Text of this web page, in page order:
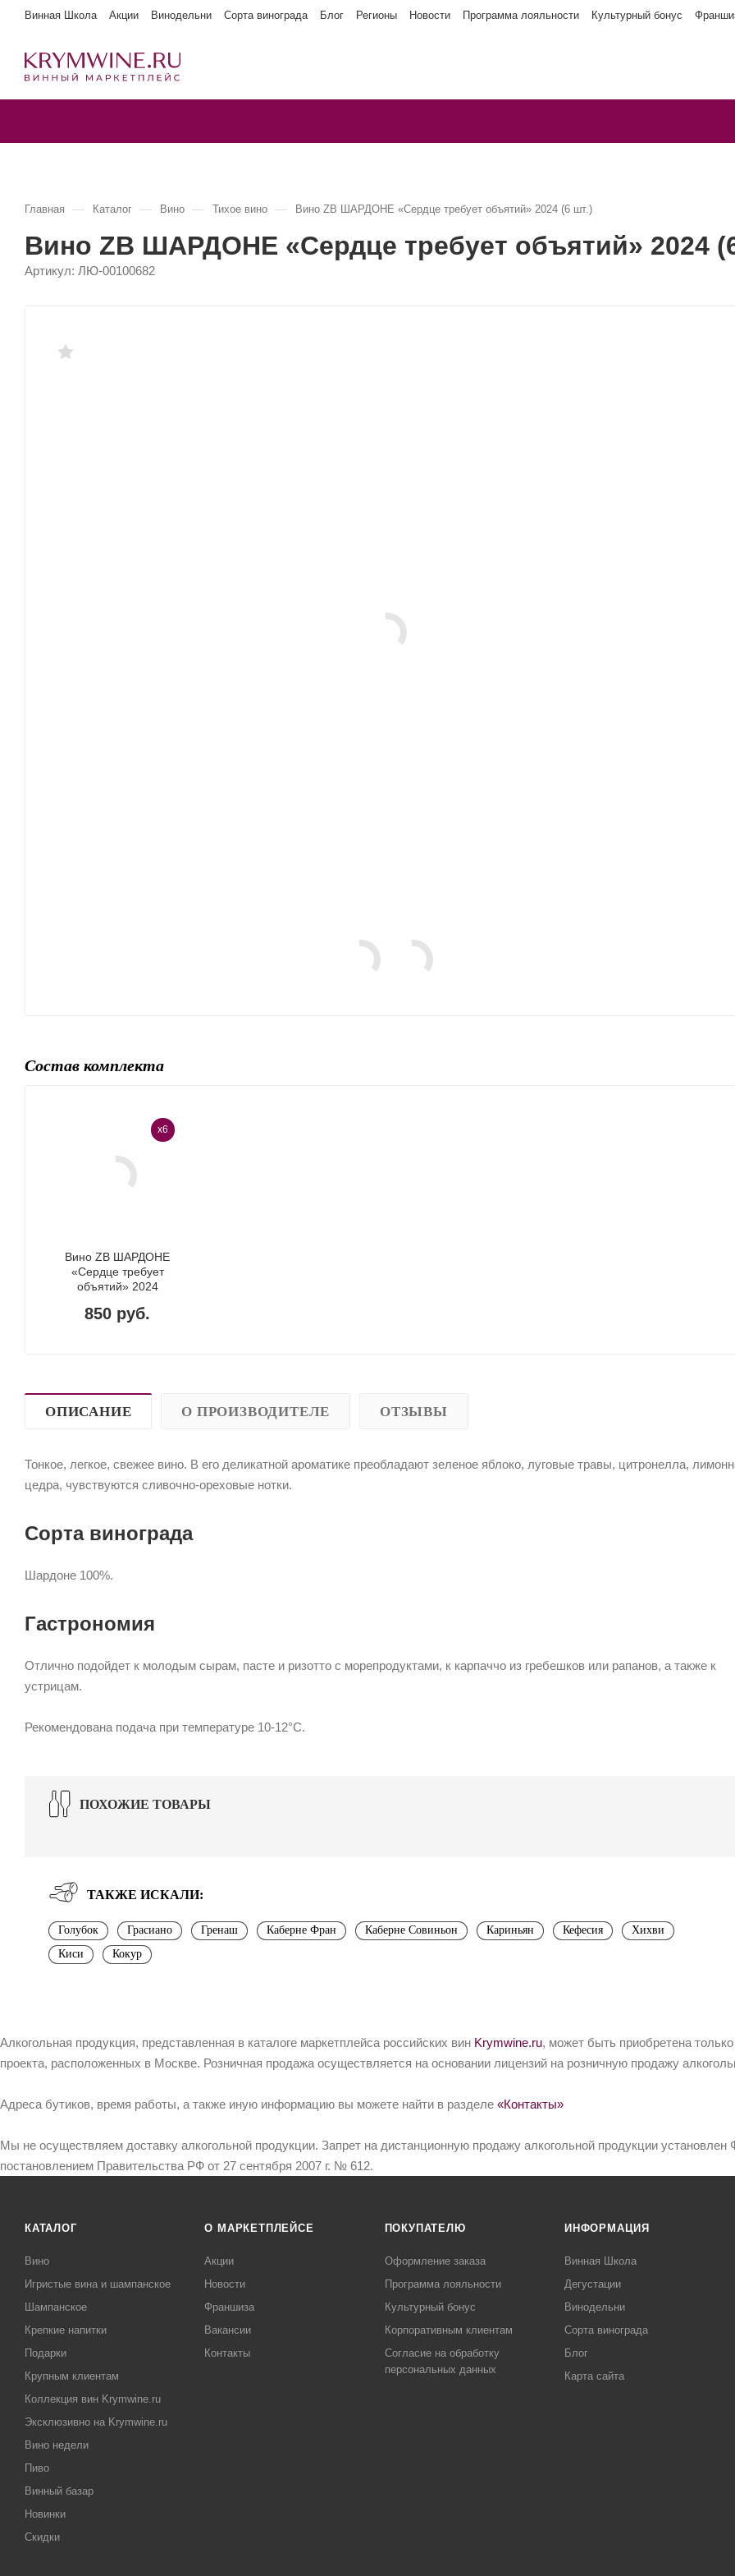
Винная Школа Акции Винодельни Сорта винограда Блог Регионы Новости Программа лояльности Культурный бонус
Главная — Каталог — Вино — Тихое вино — Вино ZB ШАРДОНЕ «Сердце требует объятий» 2024 (6 шт.)
Вино ZB ШАРДОНЕ «Сердце требует объятий» 2024
Артикул: ЛЮ-00100682
Состав комплекта
x6
Вино ZB ШАРДОНЕ
«Сердце требует
объятий» 2024
850 руб.
ОПИСАНИЕ О ПРОИЗВОДИТЕЛЕ ОТЗЫВЫ
Тонкое, легкое, свежее вино. В его деликатной ароматике преобладают зеленое яблоко, луговые травы, цитронелла,
цедра, чувствуются сливочно-ореховые нотки.
Сорта винограда
Шардоне 100%.
Гастрономия
Отлично подойдет к молодым сырам, пасте и ризотто с морепродуктами, к карпаччо из гребешков или рапанов, а также к
устрицам.
Рекомендована подача при температуре 10-12°С.
ПОХОЖИЕ ТОВАРЫ
ТАКЖЕ ИСКАЛИ:
Голубок Грасиано Гренаш Каберне Фран Каберне Совиньон Кариньян Кефесия
Хихви
Киси
Кокур
Алкогольная продукция, представленная в каталоге маркетплейса российских вин Krymwine.ru, может быть приобретена
проекта, расположенных в Москве. Розничная продажа осуществляется на основании лицензий на розничную продажу
Адреса бутиков, время работы, а также иную информацию вы можете найти в разделе «Контакты»
Мы не осуществляем доставку алкогольной продукции. Запрет на дистанционную продажу алкогольной продукции
постановлением Правительства РФ от 27 сентября 2007 г. № 612.
КАТАЛОГ
Вино
Игристые вина и шампанское
Шампанское
Крепкие напитки
Подарки
Крупным клиентам
Коллекция вин Krymwine.ru
Эксклюзивно на Krymwine.ru
Вино недели
Пиво
Винный базар
Новинки
Скидки
О МАРКЕТПЛЕЙСЕ
Акции
Новости
Франшиза
Вакансии
Контакты
ПОКУПАТЕЛЮ
Оформление заказа
Программа лояльности
Культурный бонус
Корпоративным клиентам
Согласие на обработку
персональных данных
ИНФОРМАЦИЯ
Винная Школа
Дегустации
Винодельни
Сорта винограда
Блог
Карта сайта